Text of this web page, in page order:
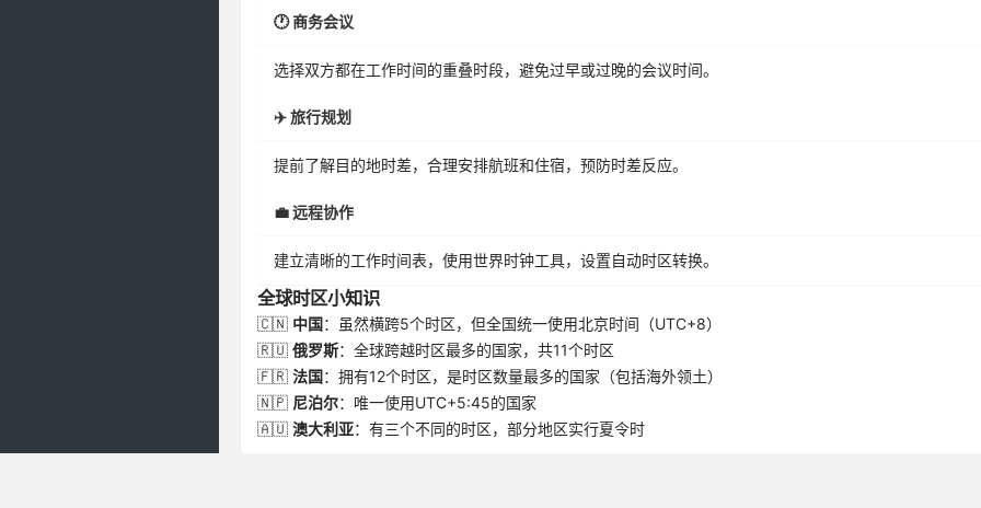
🕐 商务会议
选择双方都在工作时间的重叠时段，避免过早或过晚的会议时间。
✈️ 旅行规划
提前了解目的地时差，合理安排航班和住宿，预防时差反应。
💼 远程协作
建立清晰的工作时间表，使用世界时钟工具，设置自动时区转换。
全球时区小知识
🇨🇳 中国：虽然横跨5个时区，但全国统一使用北京时间（UTC+8）
🇷🇺 俄罗斯：全球跨越时区最多的国家，共11个时区
🇫🇷 法国：拥有12个时区，是时区数量最多的国家（包括海外领土）
🇳🇵 尼泊尔：唯一使用UTC+5:45的国家
🇦🇺 澳大利亚：有三个不同的时区，部分地区实行夏令时